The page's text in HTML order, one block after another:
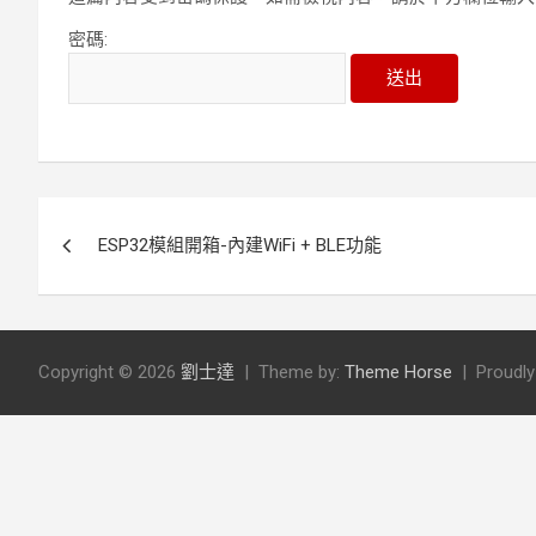
密碼:
導
覽
ESP32模組開箱-內建WiFi + BLE功能
Copyright © 2026 劉士達 Theme by: Theme Horse